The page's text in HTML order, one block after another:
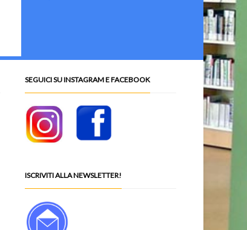
SEGUICI SU INSTAGRAM E FACEBOOK
ISCRIVITI ALLA NEWSLETTER!